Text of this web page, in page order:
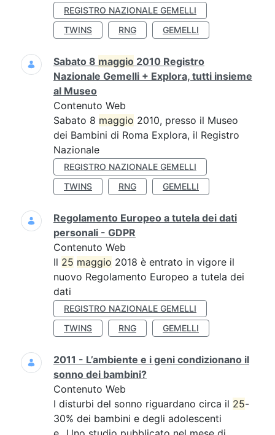
REGISTRO NAZIONALE GEMELLI
TWINS
RNG GEMELLI
Sabato 8 maggio 2010 Registro
Nazionale Gemelli + Explora, tutti insieme
al Museo
Contenuto Web
Sabato 8 maggio 2010, presso il Museo
dei Bambini di Roma Explora, il Registro
Nazionale
REGISTRO NAZIONALE GEMELLI
TWINS
RNG GEMELLI
Regolamento Europeo a tutela dei dati
personali - GDPR
Contenuto Web
Il 25 maggio 2018 è entrato in vigore il
nuovo Regolamento Europeo a tutela dei
dati
REGISTRO NAZIONALE GEMELLI
TWINS
RNG GEMELLI
2011 - L’ambiente e i geni condizionano il
sonno dei bambini?
Contenuto Web
I disturbi del sonno riguardano circa il 25-
30% dei bambini e degli adolescenti